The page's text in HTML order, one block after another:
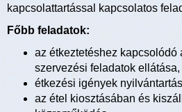
kapcsolattartással kapcsolatos
Főbb feladatok:
az étkeztetéshez kapcsolódó
szervezési feladatok ellátása,
étkezési igények
az étel kiosztásában és